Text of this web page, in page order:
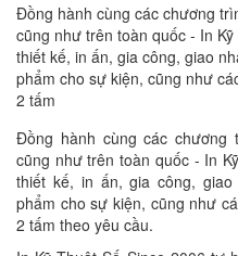
Đồng hành cùng các chương
cũng như trên toàn quốc - In
thiết kế, in ấn, gia công, giao
phẩm cho sự kiện, cũng như
2 tấm
Đồng hành cùng các chương
cũng như trên toàn quốc - In
thiết kế, in ấn, gia công,
phẩm cho sự kiện, cũng như
2 tấm theo yêu cầu.